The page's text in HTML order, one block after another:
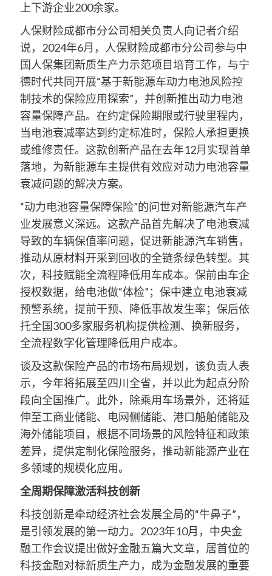
上下游企业200余家。
人保财险成都市分公司相关负责人向记者介绍
说，2024年6月，人保财险成都市分公司参与中
国人保集团新质生产力示范项目培育工作，与宁
德时代共同开展“基于新能源车动力电池风险控
制技术的保险应用探索”，并创新推出动力电池
容量保障产品。在约定保险期限或行驶里程内，
当电池衰减率达到约定标准时，保险人承担更换
或维修责任。这款创新产品在去年12月实现首单
落地，为新能源车主提供有效应对动力电池容量
衰减问题的解决方案。
“动力电池容量保障保险”的问世对新能源汽车产
业发展意义深远。这款产品首先解决了电池衰减
导致的车辆保值率问题，促进新能源汽车销售，
推动从原材料开采到回收的全链条绿色转型。其
次，科技赋能全流程降低用车成本。保前由车企
授权数据，给电池做“体检”；保中建立电池衰减
预警系统，提前干预、降低事故发生率；保后依
托全国300多家服务机构提供检测、换新服务，
全流程数字化管理降低用户成本。
谈及这款保险产品的市场布局规划，该负责人表
示，今年将拓展至四川全省，并以此为起点分阶
段向全国推广。此外，除乘用车场景外，还将延
伸至工商业储能、电网侧储能、港口船舶储能及
海外储能项目，根据不同场景的风险特征和政策
差异，提供定制化保险服务，推动新能源产业在
多领域的规模化应用。
全周期保障激活科技创新
科技创新是牵动经济社会发展全局的“牛鼻子”，
是引领发展的第一动力。2023年10月，中央金
融工作会议提出做好金融五篇大文章，居首位的
科技金融对标新质生产力，成为金融发展的重要